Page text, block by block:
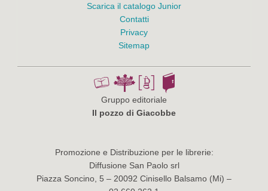
Scarica il catalogo Junior
Contatti
Privacy
Sitemap
Gruppo editoriale
Il pozzo di Giacobbe
Promozione e Distribuzione per le librerie:
Diffusione San Paolo srl
Piazza Soncino, 5 – 20092 Cinisello Balsamo (Mi) –